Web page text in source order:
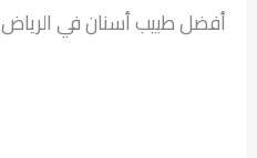
أفضل طبيب أسنان في الرياض